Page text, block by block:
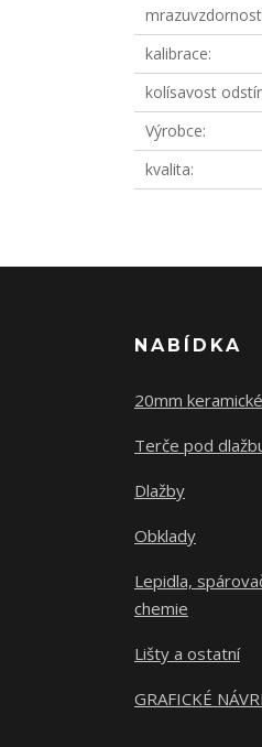
mrazuvzdornost
kalibrace
kolísavost
Výrobce
kvalita
NABÍDKA
20mm
Terče pod
Dlažby
Obklady
Lepidla,
chemie
Lišty a ostatní
GRAFICKÉ